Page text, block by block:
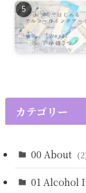
カテゴリー
00 About
01 Alcohol